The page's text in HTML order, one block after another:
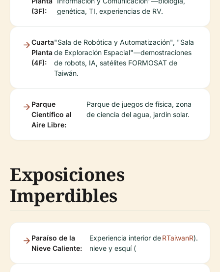
(3F):
genética, TI, experiencias de RV.
Cuarta
Planta
(4F):
"Sala de Robótica y Automatización", "Sala
de Exploración Espacial"—demostraciones
de robots, IA, satélites FORMOSAT de
Taiwán.
Parque
Científico al
Aire Libre:
Parque de juegos de física, zona
de ciencia del agua, jardín solar.
Exposiciones
Imperdibles
Paraíso de la
Nieve Caliente:
Experiencia interior de
nieve y esquí (
RTaiwanR).